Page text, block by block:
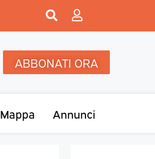
ABBONATI ORA
Mappa Annunci